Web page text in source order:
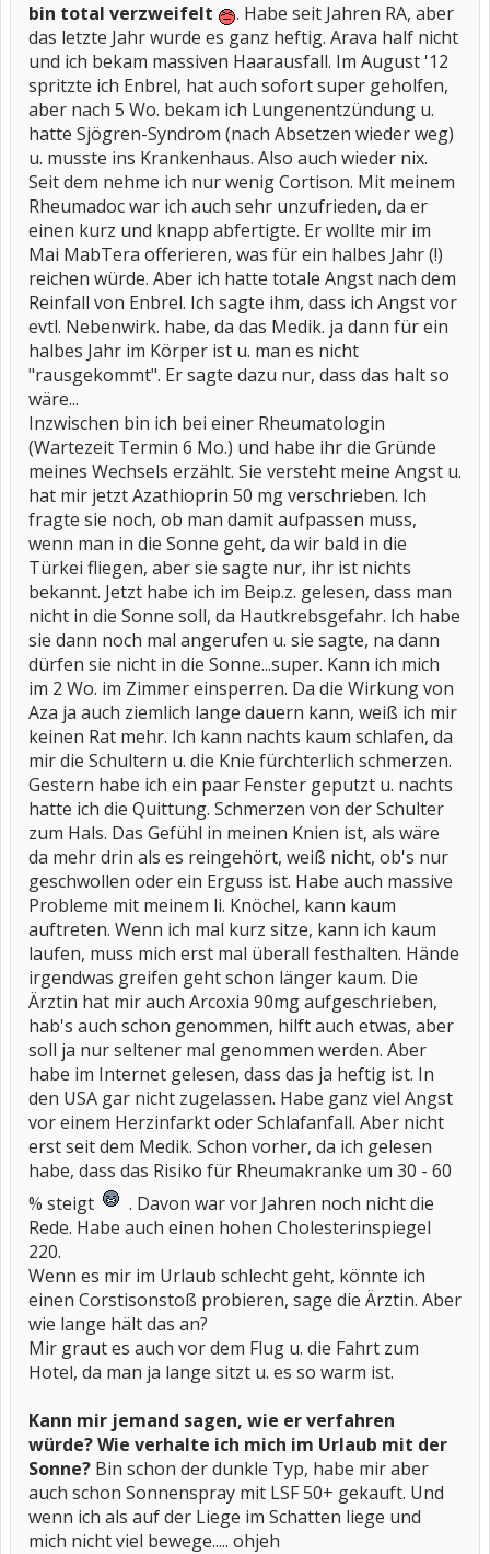
bin total verzweifelt
. Habe seit Jahren RA, aber
das letzte Jahr wurde es ganz heftig. Arava half nicht
und ich bekam massiven Haarausfall. Im August '12
spritzte ich Enbrel, hat auch sofort super geholfen,
aber nach 5 Wo. bekam ich Lungenentzündung u.
hatte Sjögren-Syndrom (nach Absetzen wieder weg)
u. musste ins Krankenhaus. Also auch wieder nix.
Seit dem nehme ich nur wenig Cortison. Mit meinem
Rheumadoc war ich auch sehr unzufrieden, da er
einen kurz und knapp abfertigte. Er wollte mir im
Mai MabTera offerieren, was für ein halbes Jahr (!)
reichen würde. Aber ich hatte totale Angst nach dem
Reinfall von Enbrel. Ich sagte ihm, dass ich Angst vor
evtl. Nebenwirk. habe, da das Medik. ja dann für ein
halbes Jahr im Körper ist u. man es nicht
"rausgekommt". Er sagte dazu nur, dass das halt so
wäre...
Inzwischen bin ich bei einer Rheumatologin
(Wartezeit Termin 6 Mo.) und habe ihr die Gründe
meines Wechsels erzählt. Sie versteht meine Angst u.
hat mir jetzt Azathioprin 50 mg verschrieben. Ich
fragte sie noch, ob man damit aufpassen muss,
wenn man in die Sonne geht, da wir bald in die
Türkei fliegen, aber sie sagte nur, ihr ist nichts
bekannt. Jetzt habe ich im Beip.z. gelesen, dass man
nicht in die Sonne soll, da Hautkrebsgefahr. Ich habe
sie dann noch mal angerufen u. sie sagte, na dann
dürfen sie nicht in die Sonne...super. Kann ich mich
im 2 Wo. im Zimmer einsperren. Da die Wirkung von
Aza ja auch ziemlich lange dauern kann, weiß ich mir
keinen Rat mehr. Ich kann nachts kaum schlafen, da
mir die Schultern u. die Knie fürchterlich schmerzen.
Gestern habe ich ein paar Fenster geputzt u. nachts
hatte ich die Quittung. Schmerzen von der Schulter
zum Hals. Das Gefühl in meinen Knien ist, als wäre
da mehr drin als es reingehört, weiß nicht, ob's nur
geschwollen oder ein Erguss ist. Habe auch massive
Probleme mit meinem li. Knöchel, kann kaum
auftreten. Wenn ich mal kurz sitze, kann ich kaum
laufen, muss mich erst mal überall festhalten. Hände
irgendwas greifen geht schon länger kaum. Die
Ärztin hat mir auch Arcoxia 90mg aufgeschrieben,
hab's auch schon genommen, hilft auch etwas, aber
soll ja nur seltener mal genommen werden. Aber
habe im Internet gelesen, dass das ja heftig ist. In
den USA gar nicht zugelassen. Habe ganz viel Angst
vor einem Herzinfarkt oder Schlafanfall. Aber nicht
erst seit dem Medik. Schon vorher, da ich gelesen
habe, dass das Risiko für Rheumakranke um 30 - 60
% steigt
. Davon war vor Jahren noch nicht die
Rede. Habe auch einen hohen Cholesterinspiegel
220.
Wenn es mir im Urlaub schlecht geht, könnte ich
einen Corstisonstoß probieren, sage die Ärztin. Aber
wie lange hält das an?
Mir graut es auch vor dem Flug u. die Fahrt zum
Hotel, da man ja lange sitzt u. es so warm ist.
Kann mir jemand sagen, wie er verfahren
würde? Wie verhalte ich mich im Urlaub mit der
Sonne? Bin schon der dunkle Typ, habe mir aber
auch schon Sonnenspray mit LSF 50+ gekauft. Und
wenn ich als auf der Liege im Schatten liege und
mich nicht viel bewege..... ohjeh